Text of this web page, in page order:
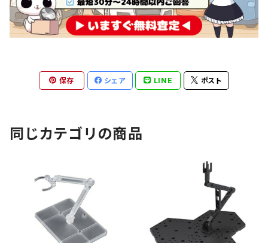
保存 シェア LINE ポスト
同じカテゴリの商品